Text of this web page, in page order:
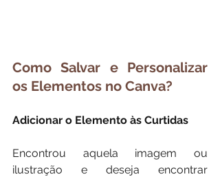
Como Salvar e Personalizar
os Elementos no Canva?
Adicionar o Elemento às Curtidas
Encontrou aquela imagem ou
ilustração e deseja encontrar